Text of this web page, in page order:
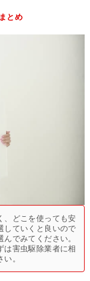
とめ
、どこを使っても安
していくと良いので
でみてください。
は害虫駆除業者に相
。